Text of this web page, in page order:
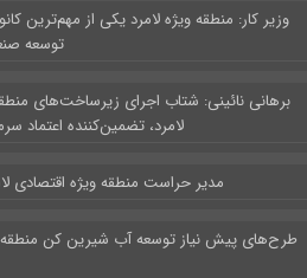
وزیر کار: منطقه ویژه لامرد یکی از مهم‌ترین
توسعه
برهانی نائینی: شتاب اجرای زیرساخت‌های
لامرد، تضمین‌کننده اعتماد
مدیر حراست منطقه ویژه اقتصادی
طرح‌های پیش نیاز توسعه آب شیرین کن منطقه